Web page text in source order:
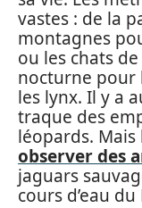
vastes : de la
montagnes
ou les chats
nocturne pour
les lynx. Il y a
traque des
léopards.
observer des
jaguars
cours d’eau